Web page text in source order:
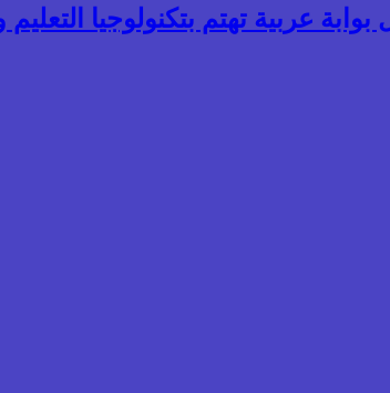
عربية تهتم بتكنولوجيا التعليم